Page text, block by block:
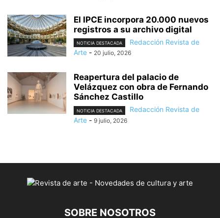
El IPCE incorpora 20.000 nuevos
registros a su archivo digital
NOTICIA DESTACADA
Redacción Revista de
Arte - 20 julio, 2026
Reapertura del palacio de
Velázquez con obra de Fernando
Sánchez Castillo
NOTICIA DESTACADA
Redacción Revista de
Arte - 9 julio, 2026
SOBRE NOSOTROS